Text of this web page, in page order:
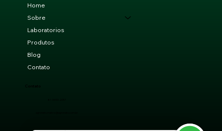
Home
Sobre
Laboratorios
Produtos
Blog
Contato
Contato